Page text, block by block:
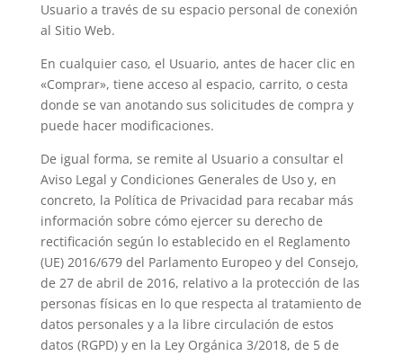
Usuario a través de su espacio personal de conexión
al Sitio Web.
En cualquier caso, el Usuario, antes de hacer clic en
«Comprar», tiene acceso al espacio, carrito, o cesta
donde se van anotando sus solicitudes de compra y
puede hacer modificaciones.
De igual forma, se remite al Usuario a consultar el
Aviso Legal y Condiciones Generales de Uso y, en
concreto, la Política de Privacidad para recabar más
información sobre cómo ejercer su derecho de
rectificación según lo establecido en el Reglamento
(UE) 2016/679 del Parlamento Europeo y del Consejo,
de 27 de abril de 2016, relativo a la protección de las
personas físicas en lo que respecta al tratamiento de
datos personales y a la libre circulación de estos
datos (RGPD) y en la Ley Orgánica 3/2018, de 5 de